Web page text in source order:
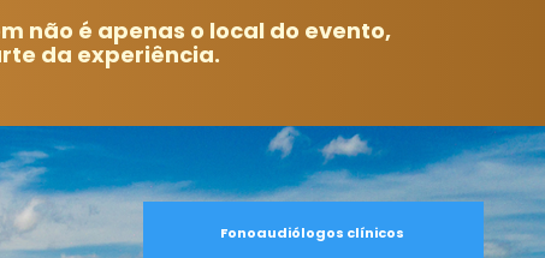
não é apenas o local do evento,
da experiência.
Fonoaudiólogos clínicos